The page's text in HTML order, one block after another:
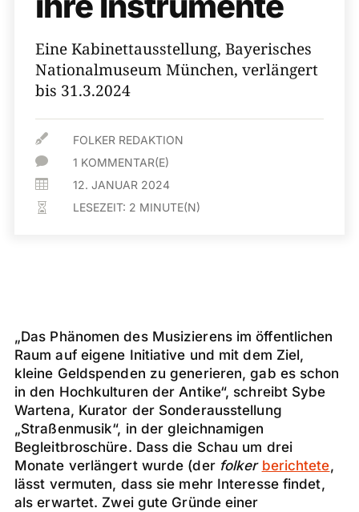
Eine Kabinettausstellung, Bayerisches
Nationalmuseum München, verlängert
bis 31.3.2024
 FOLKER REDAKTION
 1 KOMMENTAR(E)
 12. JANUAR 2024
 LESEZEIT: 2 MINUTE(N)
„Das Phänomen des Musizierens im öffentlichen
Raum auf eigene Initiative und mit dem Ziel,
kleine Geldspenden zu generieren, gab es schon
in den Hochkulturen der Antike“, schreibt Sybe
Wartena, Kurator der Sonderausstellung
„Straßenmusik“, in der gleichnamigen
Begleitbroschüre. Dass die Schau um drei
Monate verlängert wurde (der folker berichtete,
lässt vermuten, dass sie mehr Interesse findet,
als erwartet. Zwei gute Gründe einer